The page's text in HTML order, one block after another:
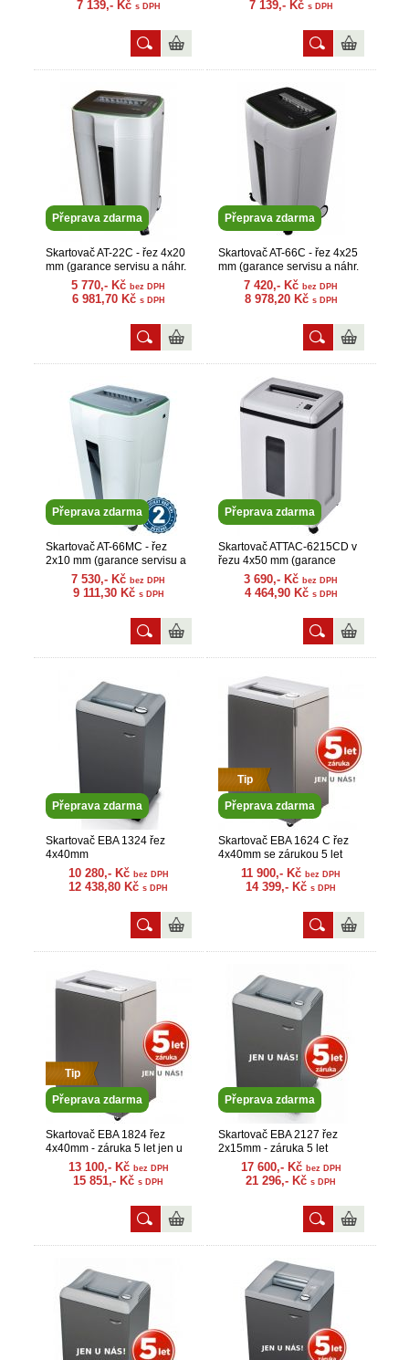
7 139,- Kč s DPH 7 139,- Kč s DPH
Přeprava zdarma
Skartovač AT-22C - řez 4x20
mm (garance servisu a náhr.
5 770,- Kč bez DPH
6 981,70 Kč s DPH
Přeprava zdarma
Skartovač AT-66C - řez 4x25
mm (garance servisu a náhr.
7 420,- Kč bez DPH
8 978,20 Kč s DPH
Přeprava zdarma
Skartovač AT-66MC - řez
2x10 mm (garance servisu a
náhr. dílů)7 530,- Kč bez DPH
9 111,30 Kč s DPH
Přeprava zdarma
Skartovač ATTAC-6215CD v
řezu 4x50 mm (garance
servisu a náhr. dílů)
3 690,- Kč bez DPH
4 464,90 Kč s DPH
Přeprava zdarma
Skartovač EBA 1324 řez
4x40mm
10 280,- Kč bez DPH
12 438,80 Kč s DPH
Tip
Přeprava zdarma
Skartovač EBA 1624 C řez
4x40mm se zárukou 5 let
11 900,- Kč bez DPH
14 399,- Kč s DPH
Tip
Přeprava zdarma
Skartovač EBA 1824 řez
4x40mm - záruka 5 let jen u
13 100,- Kč bez DPH
15 851,- Kč s DPH
Přeprava zdarma
Skartovač EBA 2127 řez
2x15mm - záruka 5 let
17 600,- Kč bez DPH
21 296,- Kč s DPH